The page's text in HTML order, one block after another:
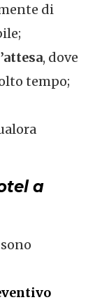
di
, dove
tempo;
a